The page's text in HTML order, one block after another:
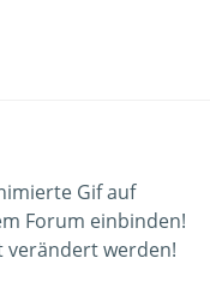
Gif auf
Forum einbinden!
verändert werden!